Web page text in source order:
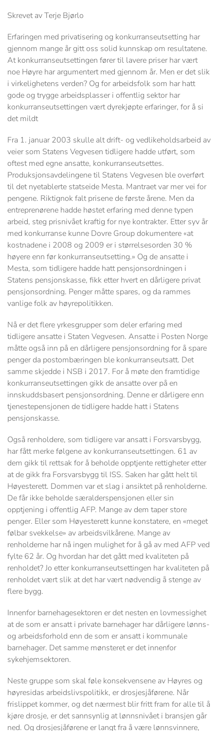
Skrevet av Terje Bjørlo
Erfaringen med privatisering og konkurranseutsetting har
gjennom mange år gitt oss solid kunnskap om resultatene.
At konkurranseutsettingen fører til lavere priser har vært
noe Høyre har argumentert med gjennom år. Men er det slik
i virkelighetens verden? Og for arbeidsfolk som har hatt
gode og trygge arbeidsplasser i offentlig sektor har
konkurranseutsettingen vært dyrekjøpte erfaringer, for å si
det mildt
Fra 1. januar 2003 skulle alt drift- og vedlikeholdsarbeid av
veier som Statens Vegvesen tidligere hadde utført, som
oftest med egne ansatte, konkurranseutsettes.
Produksjonsavdelingene til Statens Vegvesen ble overført
til det nyetablerte statseide Mesta. Mantraet var mer vei for
pengene. Riktignok falt prisene de første årene. Men da
entreprenørene hadde høstet erfaring med denne typen
arbeid, steg prisnivået kraftig for nye kontrakter. Etter syv år
med konkurranse kunne Dovre Group dokumentere «at
kostnadene i 2008 og 2009 er i størrelsesorden 30 %
høyere enn før konkurranseutsetting.» Og de ansatte i
Mesta, som tidligere hadde hatt pensjonsordningen i
Statens pensjonskasse, fikk etter hvert en dårligere privat
pensjonsordning. Penger måtte spares, og da rammes
vanlige folk av høyrepolitikken.
Nå er det flere yrkesgrupper som deler erfaring med
tidligere ansatte i Staten Vegvesen. Ansatte i Posten Norge
måtte også inn på en dårligere pensjonsordning for å spare
penger da postombæringen ble konkurranseutsatt. Det
samme skjedde i NSB i 2017. For å møte den framtidige
konkurranseutsettingen gikk de ansatte over på en
innskuddsbasert pensjonsordning. Denne er dårligere enn
tjenestepensjonen de tidligere hadde hatt i Statens
pensjonskasse.
Også renholdere, som tidligere var ansatt i Forsvarsbygg,
har fått merke følgene av konkurranseutsettingen. 61 av
dem gikk til rettsak for å beholde opptjente rettigheter etter
at de gikk fra Forsvarsbygg til ISS. Saken har gått helt til
Høyesterett. Dommen var et slag i ansiktet på renholderne.
De får ikke beholde særalderspensjonen eller sin
opptjening i offentlig AFP. Mange av dem taper store
penger. Eller som Høyesterett kunne konstatere, en «meget
følbar svekkelse» av arbeidsvilkårene. Mange av
renholderne har nå ingen mulighet for å gå av med AFP ved
fylte 62 år. Og hvordan har det gått med kvaliteten på
renholdet? Jo etter konkurranseutsettingen har kvaliteten på
renholdet vært slik at det har vært nødvendig å stenge av
flere bygg.
Innenfor barnehagesektoren er det nesten en lovmessighet
at de som er ansatt i private barnehager har dårligere lønns-
og arbeidsforhold enn de som er ansatt i kommunale
barnehager. Det samme mønsteret er det innenfor
sykehjemsektoren.
Neste gruppe som skal føle konsekvensene av Høyres og
høyresidas arbeidslivspolitikk, er drosjesjåførene. Når
frislippet kommer, og det nærmest blir fritt fram for alle til å
kjøre drosje, er det sannsynlig at lønnsnivået i bransjen går
ned. Og drosjesjåførene er langt fra å være lønnsvinnere,